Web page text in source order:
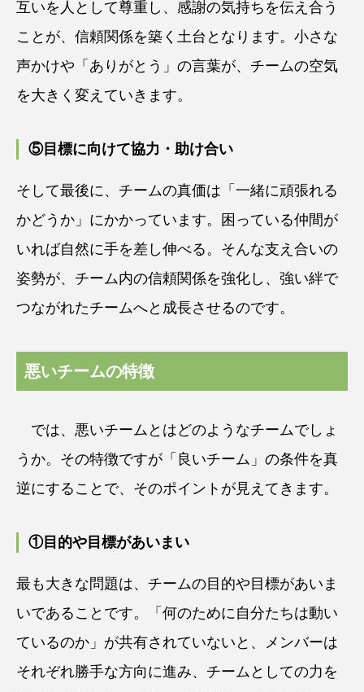
互いを人として尊重し、感謝の気持ちを伝え合う
ことが、信頼関係を築く土台となります。小さな
声かけや「ありがとう」の言葉が、チームの空気
を大きく変えていきます。
⑤目標に向けて協力・助け合い
そして最後に、チームの真価は「一緒に頑張れる
かどうか」にかかっています。困っている仲間が
いれば自然に手を差し伸べる。そんな支え合いの
姿勢が、チーム内の信頼関係を強化し、強い絆で
つながれたチームへと成長させるのです。
悪いチームの特徴
では、悪いチームとはどのようなチームでしょ
うか。その特徴ですが「良いチーム」の条件を真
逆にすることで、そのポイントが見えてきます。
①目的や目標があいまい
最も大きな問題は、チームの目的や目標があいま
いであることです。「何のために自分たちは動い
ているのか」が共有されていないと、メンバーは
それぞれ勝手な方向に進み、チームとしての力を